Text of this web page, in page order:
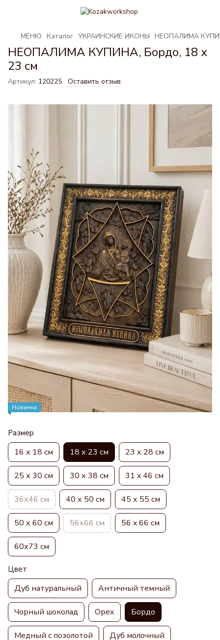
МЕНЮ Каталог УКРАИНСКИЕ ИКОНЫ НЕОПАЛИМА
НЕОПАЛИМА КУПИНА, Бордо, 18 х
23 см
Артикул: 120225 Оставить отзыв
Новинка
Размер
16 х 18 см 18 х 23 см 23 х 28 см
25 х 30 см 30 х 38 см 31 x 46 см
36х46 см 40 х 50 см 45 х 55 см
50 х 60 см 56х66 см 56 x 66 см
60х73 см
Цвет
Дуб натуральный Античный темный
Чорный шоколад Орех Бордо
Медный с позолотой Дуб молочный